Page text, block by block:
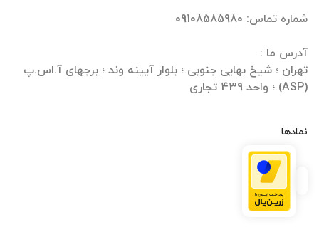
تهران ؛ شیخ بهایی جنوبی ؛ بلوار آیینه وند ؛ برجهای آ.اس.پ
(ASP) ؛ واحد 439 تجاری
نمادها